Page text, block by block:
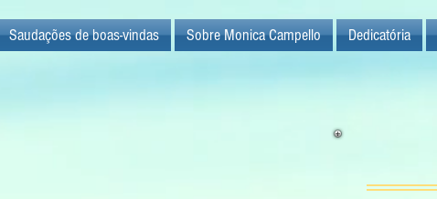
Saudações de boas-vindas Sobre Monica Campello Dedicatória